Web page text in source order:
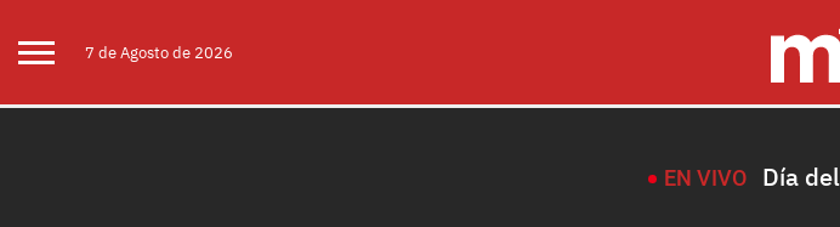
7 deAgostode 2026
EN VIVO Día